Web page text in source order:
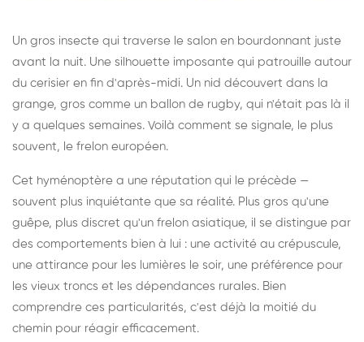
Un gros insecte qui traverse le salon en bourdonnant juste
avant la nuit. Une silhouette imposante qui patrouille autour
du cerisier en fin d'après-midi. Un nid découvert dans la
grange, gros comme un ballon de rugby, qui n'était pas là il
y a quelques semaines. Voilà comment se signale, le plus
souvent, le frelon européen.
Cet hyménoptère a une réputation qui le précède —
souvent plus inquiétante que sa réalité. Plus gros qu'une
guêpe, plus discret qu'un frelon asiatique, il se distingue par
des comportements bien à lui : une activité au crépuscule,
une attirance pour les lumières le soir, une préférence pour
les vieux troncs et les dépendances rurales. Bien
comprendre ces particularités, c'est déjà la moitié du
chemin pour réagir efficacement.